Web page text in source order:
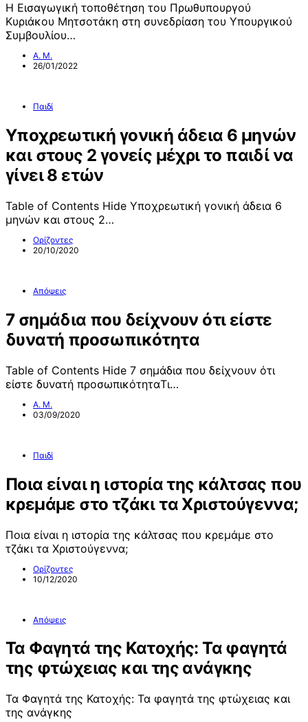
Η Εισαγωγική τοποθέτηση του Πρωθυπουργού
Κυριάκου Μητσοτάκη στη συνεδρίαση του Υπουργικού
Συμβουλίου…
Α. Μ.
26/01/2022
Παιδί
Yποχρεωτική γονική άδεια 6 μηνών
και στους 2 γονείς μέχρι το παιδί να
γίνει 8 ετών
Table of Contents Hide Yποχρεωτική γονική άδεια 6
μηνών και στους 2…
Ορίζοντες
20/10/2020
Απόψεις
7 σημάδια που δείχνουν ότι είστε
δυνατή προσωπικότητα
Table of Contents Hide 7 σημάδια που δείχνουν ότι
είστε δυνατή προσωπικότηταΤι…
Α. Μ.
03/09/2020
Παιδί
Ποια είναι η ιστορία της κάλτσας που
κρεμάμε στο τζάκι τα Χριστούγεννα;
Ποια είναι η ιστορία της κάλτσας που κρεμάμε στο
τζάκι τα Χριστούγεννα;
Ορίζοντες
10/12/2020
Απόψεις
Τα Φαγητά της Κατοχής: Τα φαγητά
της φτώχειας και της ανάγκης
Τα Φαγητά της Κατοχής: Τα φαγητά της φτώχειας και
της ανάγκης